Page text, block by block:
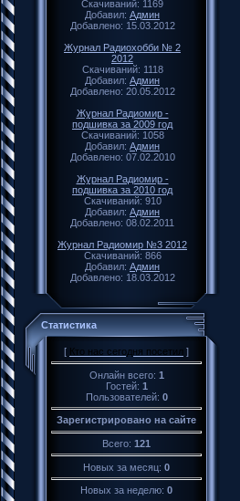
Скачиваний: 1169
Добавил: Админ
Добавлено: 15.03.2012
Журнал Радиохобби № 2
2012
Скачиваний: 1118
Добавил: Админ
Добавлено: 20.05.2012
Журнал Радиомир -
подшивка за 2009 год
Скачиваний: 1058
Добавил: Админ
Добавлено: 07.02.2010
Журнал Радиомир -
подшивка за 2010 год
Скачиваний: 910
Добавил: Админ
Добавлено: 08.02.2011
Журнал Радиомир №3 2012
Скачиваний: 866
Добавил: Админ
Добавлено: 18.03.2012
Статистика
[ Кто нас сегодня посетил ]
Онлайн всего: 1
Гостей: 1
Пользователей: 0
Зарегистрировано на сайте
Всего: 121
Новых за месяц: 0
Новых за неделю: 0